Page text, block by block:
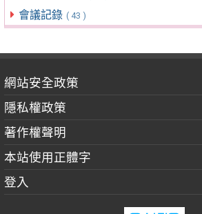
會議記錄 ( 43 )
網站安全政策
隱私權政策
著作權聲明
本站使用正體字
登入